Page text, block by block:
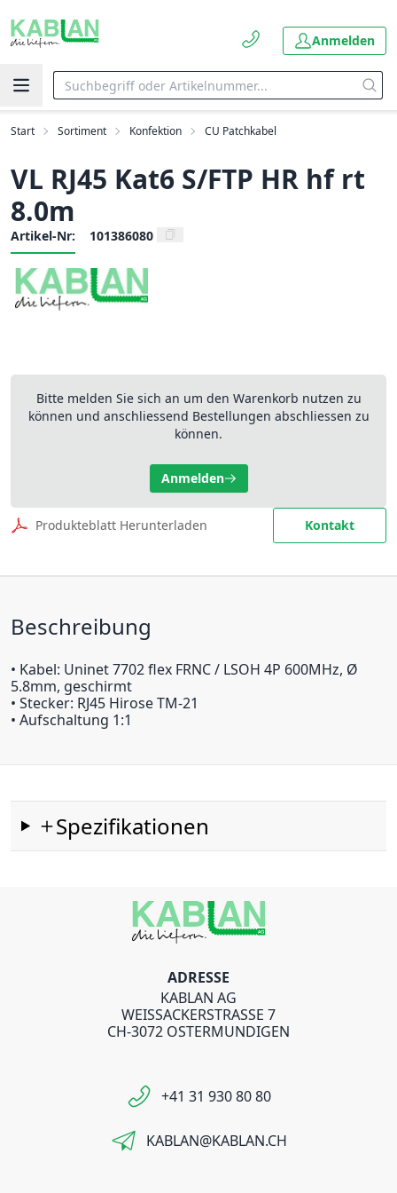
Anmelden
Start Sortiment Konfektion CU Patchkabel
VL RJ45 Kat6 S/FTP HR hf rt
8.0m
Artikel-Nr: 101386080
Bitte melden Sie sich an um den Warenkorb nutzen zu
können und anschliessend Bestellungen abschliessen zu
können.
Anmelden
Produkteblatt Herunterladen Kontakt
Beschreibung
• Kabel: Uninet 7702 flex FRNC / LSOH 4P 600MHz, Ø
5.8mm, geschirmt
• Stecker: RJ45 Hirose TM-21
• Aufschaltung 1:1
Spezifikationen
ADRESSE
KABLAN AG
WEISSACKERSTRASSE 7
CH-3072 OSTERMUNDIGEN
+41 31 930 80 80
KABLAN@KABLAN.CH